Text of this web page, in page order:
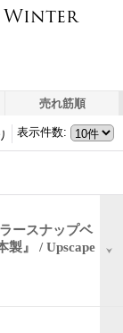
Winter
売れ筋順
表示件数:
ースナップベ
製』 / Upscape